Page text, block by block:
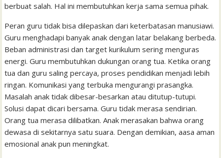
berbuat salah. Hal ini membutuhkan kerja sama semua pihak.
Peran guru tidak bisa dilepaskan dari keterbatasan manusiawi.
Guru menghadapi banyak anak dengan latar belakang berbeda.
Beban administrasi dan target kurikulum sering menguras
energi. Guru membutuhkan dukungan orang tua. Ketika orang
tua dan guru saling percaya, proses pendidikan menjadi lebih
ringan. Komunikasi yang terbuka mengurangi prasangka.
Masalah anak tidak dibesar-besarkan atau ditutup-tutupi.
Solusi dapat dicari bersama. Guru tidak merasa sendirian.
Orang tua merasa dilibatkan. Anak merasakan bahwa orang
dewasa di sekitarnya satu suara. Dengan demikian, aasa aman
emosional anak pun meningkat.